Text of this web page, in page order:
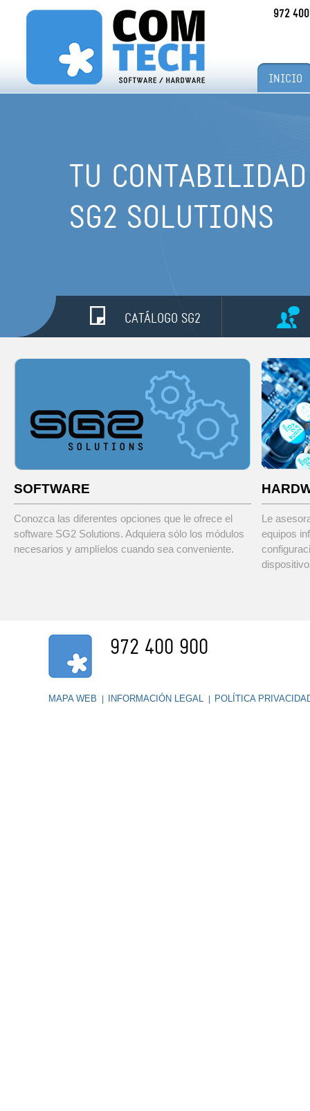
972
INICIO
CATÁLOGO SG2
TU
SG2 SOLUTIONS
SOFTWARE
Conozca las diferentes opciones que le ofrece el
software SG2 Solutions. Adquiera sólo los módulos
necesarios y amplíelos cuando sea conveniente.
Le
equipos
972 400 900
MAPA WEB INFORMACIÓN LEGAL POLÍTICA